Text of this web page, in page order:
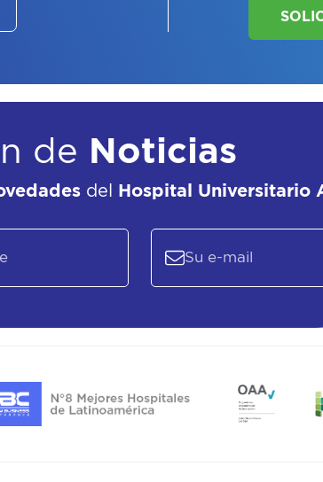
de Noticias
del Hospital Universitario